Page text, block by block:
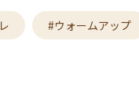
#ウォームアップ